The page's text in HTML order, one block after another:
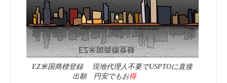
EZ米国商標登録 現地代理人不要でUSPTOに直接
出願 円安でもお得